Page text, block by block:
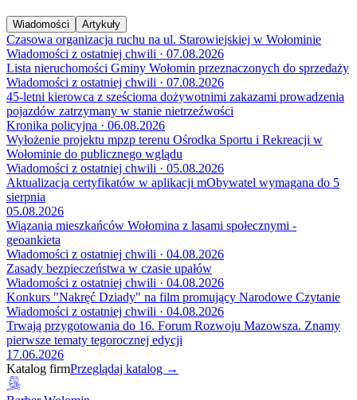
Wiadomości Artykuły
Czasowa organizacja ruchu na ul. Starowiejskiej w Wołominie
Wiadomości z ostatniej chwili · 07.08.2026
Lista nieruchomości Gminy Wołomin przeznaczonych do sprzedaży
Wiadomości z ostatniej chwili · 07.08.2026
45-letni kierowca z sześcioma dożywotnimi zakazami prowadzenia
pojazdów zatrzymany w stanie nietrzeźwości
Kronika policyjna · 06.08.2026
Wyłożenie projektu mpzp terenu Ośrodka Sportu i Rekreacji w
Wołominie do publicznego wglądu
Wiadomości z ostatniej chwili · 05.08.2026
Aktualizacja certyfikatów w aplikacji mObywatel wymagana do 5
sierpnia
05.08.2026
Wiązania mieszkańców Wołomina z lasami społecznymi -
geoankieta
Wiadomości z ostatniej chwili · 04.08.2026
Zasady bezpieczeństwa w czasie upałów
Wiadomości z ostatniej chwili · 04.08.2026
Konkurs "Nakręć Dziady" na film promujący Narodowe Czytanie
Wiadomości z ostatniej chwili · 04.08.2026
Trwają przygotowania do 16. Forum Rozwoju Mazowsza. Znamy
pierwsze tematy tegorocznej edycji
17.06.2026
Katalog firmPrzeglądaj katalog →